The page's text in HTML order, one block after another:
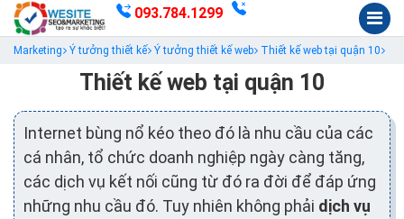
093.784.1299
Marketing Ý tưởng thiết kế Ý tưởng thiết kế web Thiết kế web tại quận 10
Thiết kế web tại quận 10
Internet bùng nổ kéo theo đó là nhu cầu của các
cá nhân, tổ chức doanh nghiệp ngày càng tăng,
các dịch vụ kết nối cũng từ đó ra đời để đáp ứng
những nhu cầu đó. Tuy nhiên không phải dịch vụ